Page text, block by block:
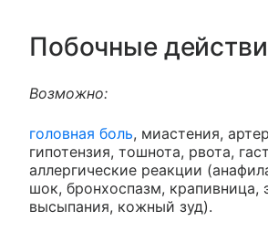
Побочные
Возможно:
головная боль, миастения,
гипотензия, тошнота, рвота,
аллергические реакции
шок, бронхоспазм, крапивница,
высыпания, кожный зуд).